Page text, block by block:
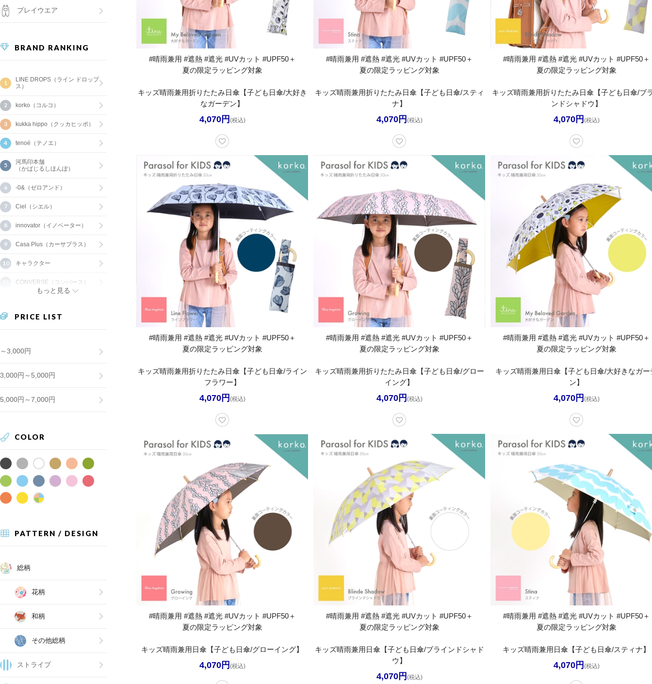
プレイウエア
BRAND RANKING
LINE DROPS（ライン ドロップ
ス）
korko（コルコ）
kukka hippo（クッカヒッポ）
tenoé（テノエ）
河馬印本舗
（かばじるしほんぽ）
-0&（ゼロアンド）
Ciel（シエル）
innovator（イノベーター）
Casa Plus（カーサプラス）
キャラクター
CONVERSE（コンバース）
もっと見る
PRICE LIST
～3,000円
3,000円～5,000円
5,000円～7,000円
COLOR
PATTERN / DESIGN
総柄
花柄
和柄
その他総柄
ストライプ
#晴雨兼用 #遮熱 #遮光 #UVカット #UPF50＋
夏の限定ラッピング対象
キッズ晴雨兼用折りたたみ日傘【子ども日傘/大好き
なガーデン】
4,070円 (税込)
#晴雨兼用 #遮熱 #遮光 #UVカット #UPF50＋
夏の限定ラッピング対象
キッズ晴雨兼用折りたたみ日傘【子ども日傘/スティ
ナ】
4,070円 (税込)
#晴雨兼用 #遮熱 #遮光 #UVカット #UPF50＋
夏の限定ラッピング対象
キッズ晴雨兼用折りたたみ日傘【子ども日傘/ブ
ンドシャドウ】
4,070円 (税込)
#晴雨兼用 #遮熱 #遮光 #UVカット #UPF50＋
夏の限定ラッピング対象
キッズ晴雨兼用折りたたみ日傘【子ども日傘/ライン
フラワー】
4,070円 (税込)
#晴雨兼用 #遮熱 #遮光 #UVカット #UPF50＋
夏の限定ラッピング対象
キッズ晴雨兼用折りたたみ日傘【子ども日傘/グロー
イング】
4,070円 (税込)
#晴雨兼用 #遮熱 #遮光 #UVカット #UPF50＋
夏の限定ラッピング対象
キッズ晴雨兼用日傘【子ども日傘/大好きなガー
ン】
4,070円 (税込)
#晴雨兼用 #遮熱 #遮光 #UVカット #UPF50＋
夏の限定ラッピング対象
キッズ晴雨兼用日傘【子ども日傘/グローイング】
4,070円 (税込)
#晴雨兼用 #遮熱 #遮光 #UVカット #UPF50＋
夏の限定ラッピング対象
キッズ晴雨兼用日傘【子ども日傘/ブラインドシャド
ウ】
4,070円 (税込)
#晴雨兼用 #遮熱 #遮光 #UVカット #UPF50＋
夏の限定ラッピング対象
キッズ晴雨兼用日傘【子ども日傘/スティナ】
4,070円 (税込)